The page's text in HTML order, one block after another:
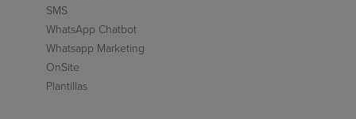
SMS
WhatsApp Chatbot
Whatsapp Marketing
OnSite
Plantillas